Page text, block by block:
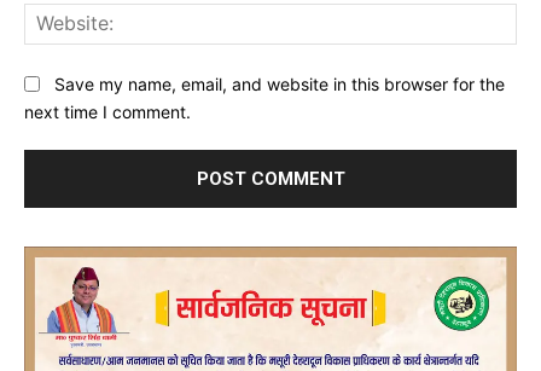
Save my name, email, and website in this browser for the
next time I comment.